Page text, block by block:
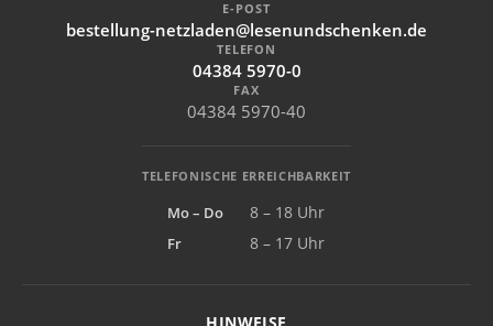
E-POST
bestellung-netzladen@lesenundschenken.de
TELEFON
04384 5970-0
FAX
04384 5970-40
TELEFONISCHE ERREICHBARKEIT
Mo – Do
8 – 18 Uhr
Fr
8 – 17 Uhr